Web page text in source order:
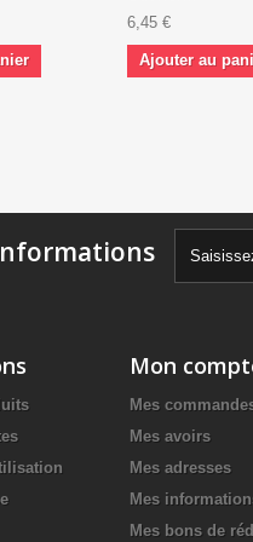
6,45 €
Ajouter au
Mon
Mes
Mes avoirs
Mes adresses
Mes
Mes bons de